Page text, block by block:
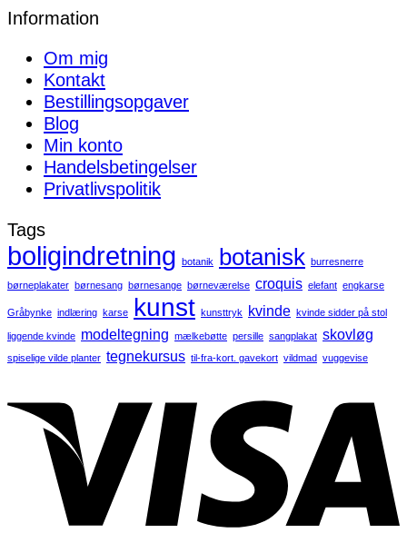
Information
Om mig
Kontakt
Bestillingsopgaver
Blog
Min konto
Handelsbetingelser
Privatlivspolitik
Tags
boligindretning botanik botanisk burresnerre
børneplakater børnesang børnesange børneværelse croquis elefant engkarse
Gråbynke indlæring karse kunst kunsttryk kvinde kvinde sidder på stol
liggende kvinde modeltegning mælkebøtte persille sangplakat skovløg
spiselige vilde planter tegnekursus til-fra-kort. gavekort vildmad vuggevise